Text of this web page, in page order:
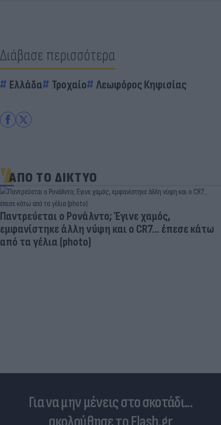
Διάβασε περισσότερα
Ελλάδα Τροχαίο Λεωφόρος Κηφισίας
ΑΠΟ ΤΟ ΔΙΚΤΥΟ
Πριν από τη δόξα, υπήρξε ένας πατέρας που
έπρεπε να δώσει μια μεγάλη μάχη για τον γιο του
Για να μην μένεις στο σκοτάδι...